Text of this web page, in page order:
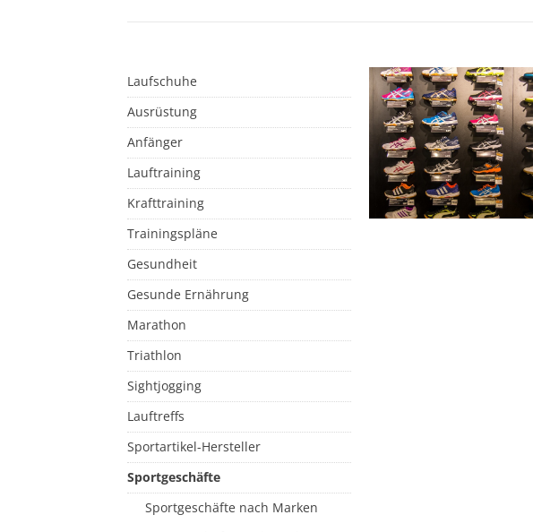
Laufschuhe
Ausrüstung
Anfänger
Lauftraining
Krafttraining
Trainingspläne
Gesundheit
Gesunde Ernährung
Marathon
Triathlon
Sightjogging
Lauftreffs
Sportartikel-Hersteller
Sportgeschäfte
Sportgeschäfte nach Marken